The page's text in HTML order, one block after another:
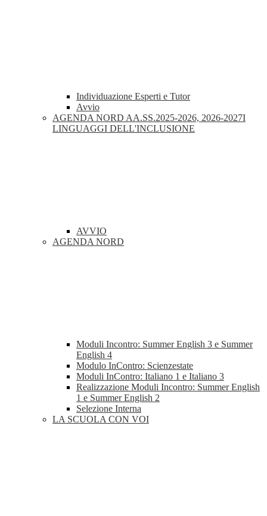
Individuazione Esperti e Tutor
Avvio
AGENDA NORD AA.SS.2025-2026, 2026-2027I
LINGUAGGI DELL'INCLUSIONE
AVVIO
AGENDA NORD
Moduli Incontro: Summer English 3 e Summer
English 4
Modulo InContro: Scienzestate
Moduli InContro: Italiano 1 e Italiano 3
Realizzazione Moduli Incontro: Summer English
1 e Summer English 2
Selezione Interna
LA SCUOLA CON VOI